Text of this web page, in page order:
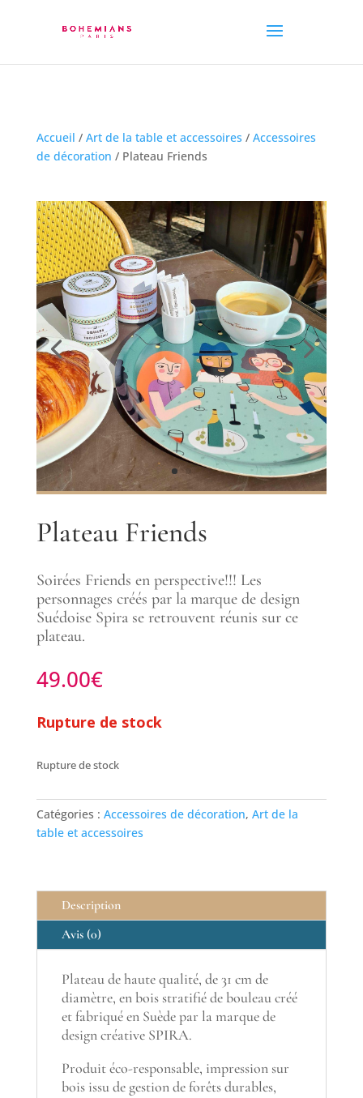
Accueil / Art de la table et accessoires / Accessoires
de décoration / Plateau Friends
Plateau Friends
Soirées Friends en perspective!!! Les
personnages créés par la marque de design
Suédoise Spira se retrouvent réunis sur ce
plateau.
49.00€
Rupture de stock
Rupture de stock
Catégories : Accessoires de décoration, Art de la
table et accessoires
Description
Avis (0)
Plateau de haute qualité, de 31 cm de
diamètre, en bois stratifié de bouleau créé
et fabriqué en Suède par la marque de
design créative SPIRA.
Produit éco-responsable, impression sur
bois issu de gestion de forêts durables,